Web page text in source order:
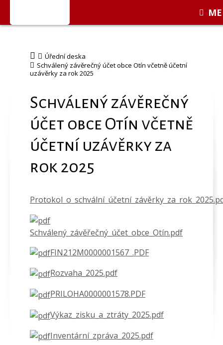
Úřední deska
Schválený závěrečný účet obce Otín včetně účetní
uzávěrky za rok 2025
Schválený závěrečný
účet obce Otín včetně
účetní uzávěrky za
rok 2025
Schválený_závěřečný_účet_obce_Otín.pdf
FIN212M0000001567_.PDF
Rozvaha_2025.pdf
PRILOHA0000001578.PDF
Výkaz_zisku_a_ztráty_2025.pdf
Inventární_zpráva_2025.pdf